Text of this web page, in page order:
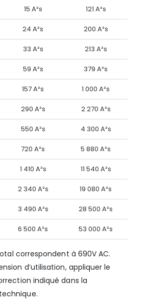
15 A²s 121 A²s
24 A²s 200 A²s
33 A²s 213 A²s
59 A²s 379 A²s
157 A²s 1 000 A²s
290 A²s 2 270 A²s
550 A²s 4 300 A²s
720 A²s 5 880 A²s
1 410 A²s 11 540 A²s
2 340 A²s 19 080 A²s
3 490 A²s 28 500 A²s
6 500 A²s 53 000 A²s
correspondent à 690V AC.
d’utilisation, appliquer le
indiqué dans la